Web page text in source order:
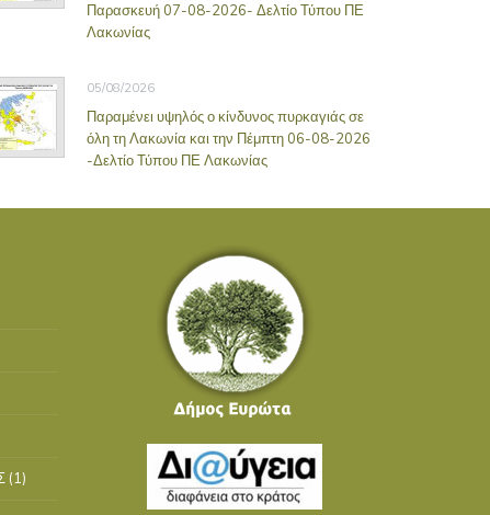
Παρασκευή 07-08-2026- Δελτίο Τύπου ΠΕ
Λακωνίας
05/08/2026
Παραμένει υψηλός ο κίνδυνος πυρκαγιάς σε
όλη τη Λακωνία και την Πέμπτη 06-08-2026
-Δελτίο Τύπου ΠΕ Λακωνίας
(1)